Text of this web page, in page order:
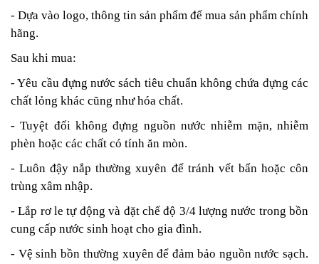
- Dựa vào logo, thông tin sản phẩm để mua sản phẩm chính
hãng.
Sau khi mua:
- Yêu cầu đựng nước sách tiêu chuẩn không chứa đựng các
chất lỏng khác cũng như hóa chất.
- Tuyệt đối không đựng nguồn nước nhiễm mặn, nhiễm
phèn hoặc các chất có tính ăn mòn.
- Luôn đậy nắp thường xuyên để tránh vết bẩn hoặc côn
trùng xâm nhập.
- Lắp rơ le tự động và đặt chế độ 3/4 lượng nước trong bồn
cung cấp nước sinh hoạt cho gia đình.
- Vệ sinh bồn thường xuyên để đảm bảo nguồn nước sạch.